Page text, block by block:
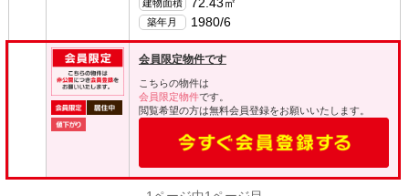
建物面積 72.43㎡
築年月 1980/6
会員限定物件です
こちらの物件は
会員限定物件です。
閲覧希望の方は無料会員登録をお願いいたします。